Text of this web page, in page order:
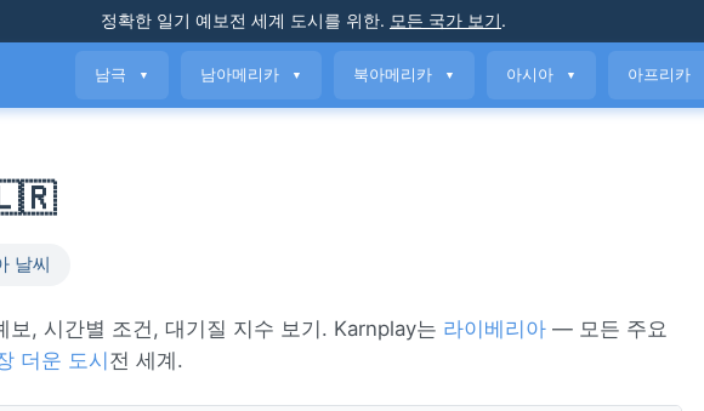
정확한 일기 예보전 세계 도시를 위한. 모든 국가 보기.
남극 ▼ 남아메리카 ▼ 북아메리카 ▼ 아시아 ▼ 아프리카
🇱🇷
날씨
, 시간별 조건, 대기질 지수 보기. Karnplay는 라이베리아 — 모든 주요
더운 도시전 세계.